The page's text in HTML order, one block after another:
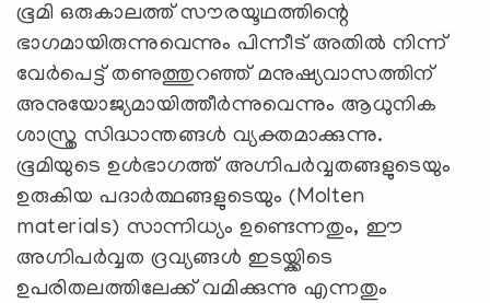
ഭൂമി ഒരുകാലത്ത് സൗരയൂഥത്തിന്റെ
ഭാഗമായിരുന്നുവെന്നും പിന്നീട് അതിൽ നിന്ന്
വേർപെട്ട് തണുത്തുറഞ്ഞ് മനുഷ്യവാസത്തിന്
അനുയോജ്യമായിത്തീർന്നുവെന്നും ആധുനിക
ശാസ്ത്ര സിദ്ധാന്തങ്ങൾ വ്യക്തമാക്കുന്നു.
ഭൂമിയുടെ ഉൾഭാഗത്ത് അഗ്നിപർവ്വതങ്ങളുടെയും
ഉരുകിയ പദാർത്ഥങ്ങളുടെയും (Molten
materials) സാന്നിധ്യം ഉണ്ടെന്നതും, ഈ
അഗ്നിപർവ്വത ദ്രവ്യങ്ങൾ ഇടയ്ക്കിടെ
ഉപരിതലത്തിലേക്ക് വമിക്കുന്നു എന്നതും